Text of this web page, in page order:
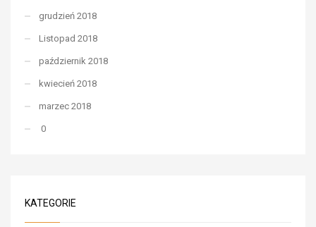
grudzień 2018
Listopad 2018
październik 2018
kwiecień 2018
marzec 2018
0
KATEGORIE